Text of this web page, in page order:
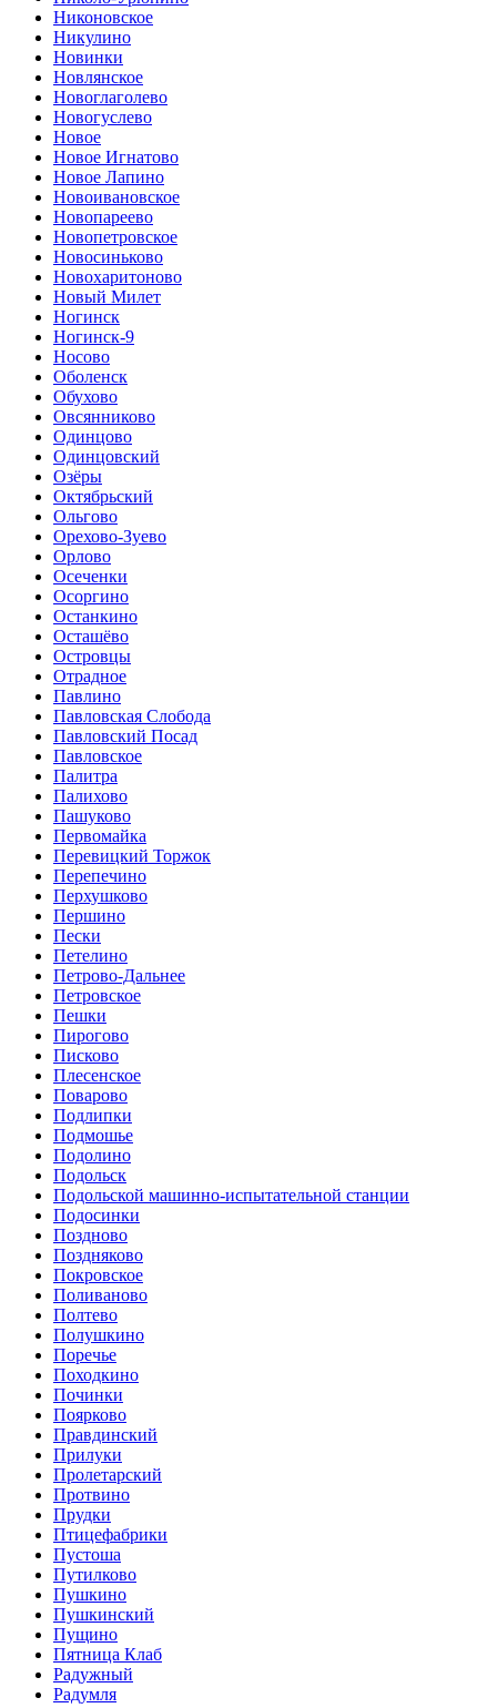
Никоновское
Никулино
Новинки
Новлянское
Новоглаголево
Новогуслево
Новое
Новое Игнатово
Новое Лапино
Новоивановское
Новопареево
Новопетровское
Новосиньково
Новохаритоново
Новый Милет
Ногинск
Ногинск-9
Носово
Оболенск
Обухово
Овсянниково
Одинцово
Одинцовский
Озёры
Октябрьский
Ольгово
Орехово-Зуево
Орлово
Осеченки
Осоргино
Останкино
Осташёво
Островцы
Отрадное
Павлино
Павловская Слобода
Павловский Посад
Павловское
Палитра
Палихово
Пашуково
Первомайка
Перевицкий Торжок
Перепечино
Перхушково
Першино
Пески
Петелино
Петрово-Дальнее
Петровское
Пешки
Пирогово
Писково
Плесенское
Поварово
Подлипки
Подмошье
Подолино
Подольск
Подольской машинно-испытательной станции
Подосинки
Поздново
Поздняково
Покровское
Поливаново
Полтево
Полушкино
Поречье
Походкино
Починки
Поярково
Правдинский
Прилуки
Пролетарский
Протвино
Прудки
Птицефабрики
Пустоша
Путилково
Пушкино
Пушкинский
Пущино
Пятница Клаб
Радужный
Радумля